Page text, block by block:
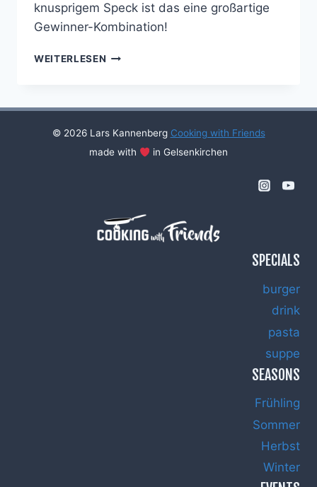
knusprigem Speck ist das eine großartige
Gewinner-Kombination!
WEITERLESEN HERZHAFTES
KNUSPRIGEM
SPECK
PORCHIERTEM
© 2026 Lars Kannenberg Cooking with Friends
made with
in Gelsenkirchen
SPECIALS
burger
drink
pasta
suppe
SEASONS
Frühling
Sommer
Herbst
Winter